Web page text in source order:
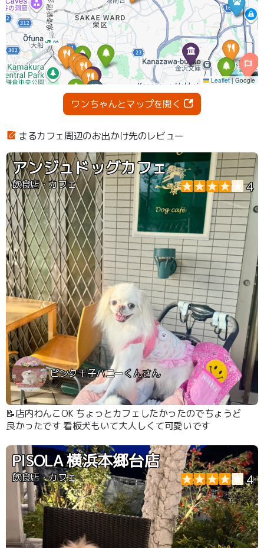
ワンちゃんとマップを開く
まるカフェ周辺のお出かけ先のレビュー
アンジュドッグカフェ
飲食店・カフェ 4
ピンク王子ハニーくんさん
📝店内わんこOK ちょっとカフェしたかったのでちょうど
良かったです 看板犬もいて大人しくて可愛いです
PISOLA 横浜本郷台店
飲食店・カフェ 4